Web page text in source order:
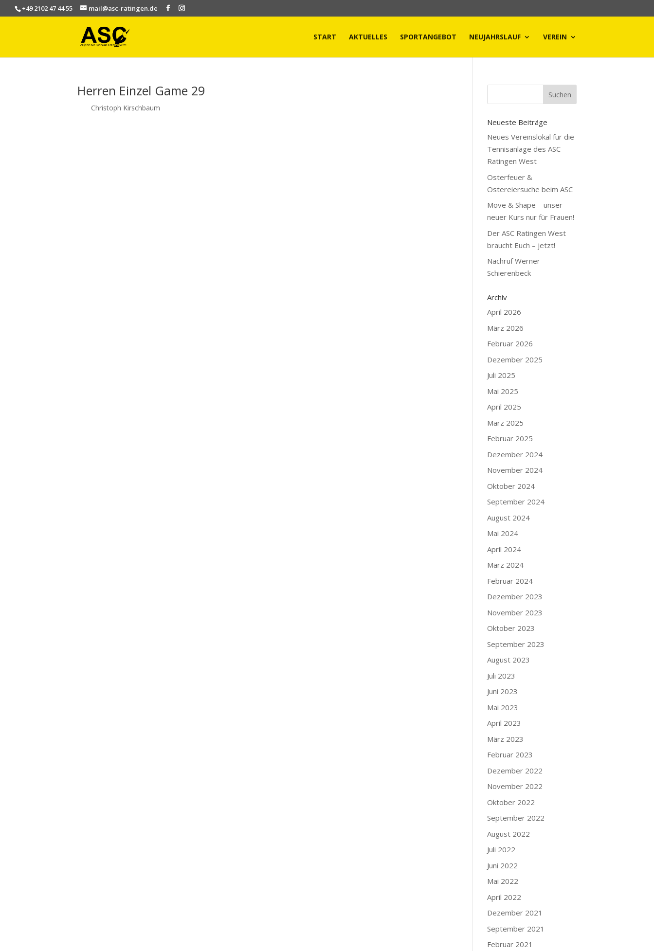
+49 2102 47 44 55 mail@asc-ratingen.de
START AKTUELLES SPORTANGEBOT NEUJAHRSLAUF VEREIN
Herren Einzel Game 29
Christoph Kirschbaum
Neueste Beiträge
Neues Vereinslokal für die
Tennisanlage des ASC
Ratingen West
Osterfeuer &
Ostereiersuche beim ASC
Move & Shape – unser
neuer Kurs nur für Frauen!
Der ASC Ratingen West
braucht Euch – jetzt!
Nachruf Werner
Schierenbeck
Archiv
April 2026
März 2026
Februar 2026
Dezember 2025
Juli 2025
Mai 2025
April 2025
März 2025
Februar 2025
Dezember 2024
November 2024
Oktober 2024
September 2024
August 2024
Mai 2024
April 2024
März 2024
Februar 2024
Dezember 2023
November 2023
Oktober 2023
September 2023
August 2023
Juli 2023
Juni 2023
Mai 2023
April 2023
März 2023
Februar 2023
Dezember 2022
November 2022
Oktober 2022
September 2022
August 2022
Juli 2022
Juni 2022
Mai 2022
April 2022
Dezember 2021
September 2021
Februar 2021